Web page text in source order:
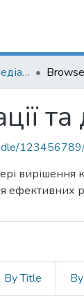
Центр досліджень медіації та діалогу
та
вирішення
By Title